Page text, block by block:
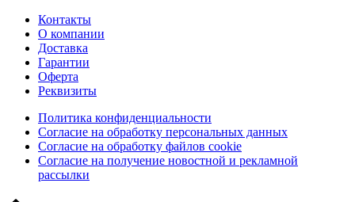
Контакты
О компании
Доставка
Гарантии
Оферта
Реквизиты
Политика конфиденциальности
Согласие на обработку персональных данных
Согласие на обработку файлов cookie
Согласие на получение новостной и рекламной
рассылки